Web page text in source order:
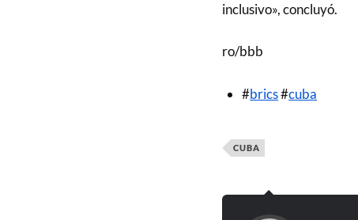
inclusivo», concluyó.
ro/bbb
#brics#cuba
CUBA